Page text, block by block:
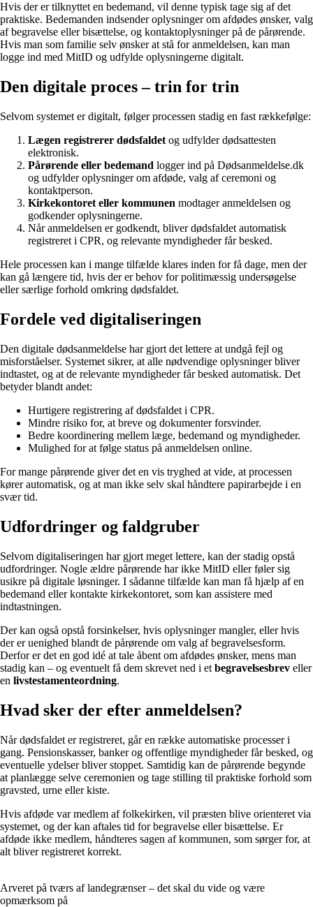
Hvis der er tilknyttet en bedemand, vil denne typisk tage sig af det
praktiske. Bedemanden indsender oplysninger om afdødes ønsker, valg
af begravelse eller bisættelse, og kontaktoplysninger på de pårørende.
Hvis man som familie selv ønsker at stå for anmeldelsen, kan man
logge ind med MitID og udfylde oplysningerne digitalt.
Den digitale proces – trin for trin
Selvom systemet er digitalt, følger processen stadig en fast rækkefølge:
Lægen registrerer dødsfaldet og udfylder dødsattesten
elektronisk.
Pårørende eller bedemand logger ind på Dødsanmeldelse.dk
og udfylder oplysninger om afdøde, valg af ceremoni og
kontaktperson.
Kirkekontoret eller kommunen modtager anmeldelsen og
godkender oplysningerne.
Når anmeldelsen er godkendt, bliver dødsfaldet automatisk
registreret i CPR, og relevante myndigheder får besked.
Hele processen kan i mange tilfælde klares inden for få dage, men der
kan gå længere tid, hvis der er behov for politimæssig undersøgelse
eller særlige forhold omkring dødsfaldet.
Fordele ved digitaliseringen
Den digitale dødsanmeldelse har gjort det lettere at undgå fejl og
misforståelser. Systemet sikrer, at alle nødvendige oplysninger bliver
indtastet, og at de relevante myndigheder får besked automatisk. Det
betyder blandt andet:
Hurtigere registrering af dødsfaldet i CPR.
Mindre risiko for, at breve og dokumenter forsvinder.
Bedre koordinering mellem læge, bedemand og myndigheder.
Mulighed for at følge status på anmeldelsen online.
For mange pårørende giver det en vis tryghed at vide, at processen
kører automatisk, og at man ikke selv skal håndtere papirarbejde i en
svær tid.
Udfordringer og faldgruber
Selvom digitaliseringen har gjort meget lettere, kan der stadig opstå
udfordringer. Nogle ældre pårørende har ikke MitID eller føler sig
usikre på digitale løsninger. I sådanne tilfælde kan man få hjælp af en
bedemand eller kontakte kirkekontoret, som kan assistere med
indtastningen.
Der kan også opstå forsinkelser, hvis oplysninger mangler, eller hvis
der er uenighed blandt de pårørende om valg af begravelsesform.
Derfor er det en god idé at tale åbent om afdødes ønsker, mens man
stadig kan – og eventuelt få dem skrevet ned i et begravelsesbrev eller
en livstestamenteordning.
Hvad sker der efter anmeldelsen?
Når dødsfaldet er registreret, går en række automatiske processer i
gang. Pensionskasser, banker og offentlige myndigheder får besked, og
eventuelle ydelser bliver stoppet. Samtidig kan de pårørende begynde
at planlægge selve ceremonien og tage stilling til praktiske forhold som
gravsted, urne eller kiste.
Hvis afdøde var medlem af folkekirken, vil præsten blive orienteret via
systemet, og der kan aftales tid for begravelse eller bisættelse. Er
afdøde ikke medlem, håndteres sagen af kommunen, som sørger for, at
alt bliver registreret korrekt.
Arveret på tværs af landegrænser – det skal du vide og være
opmærksom på